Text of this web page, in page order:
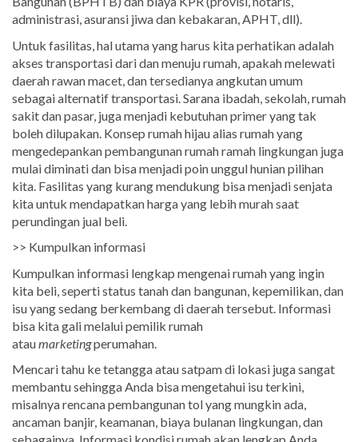
administrasi, asuransi jiwa dan kebakaran, APHT, dll).
Untuk fasilitas, hal utama yang harus kita perhatikan adalah
akses transportasi dari dan menuju rumah, apakah melewati
daerah rawan macet, dan tersedianya angkutan umum
sebagai alternatif transportasi. Sarana ibadah, sekolah, rumah
sakit dan pasar, juga menjadi kebutuhan primer yang tak
boleh dilupakan. Konsep rumah hijau alias rumah yang
mengedepankan pembangunan rumah ramah lingkungan juga
mulai diminati dan bisa menjadi poin unggul hunian pilihan
kita. Fasilitas yang kurang mendukung bisa menjadi senjata
kita untuk mendapatkan harga yang lebih murah saat
perundingan jual beli.
>> Kumpulkan informasi
Kumpulkan informasi lengkap mengenai rumah yang ingin
kita beli, seperti status tanah dan bangunan, kepemilikan, dan
isu yang sedang berkembang di daerah tersebut. Informasi
bisa kita gali melalui pemilik rumah
ataumarketingperumahan.
Mencari tahu ke tetangga atau satpam di lokasi juga sangat
membantu sehingga Anda bisa mengetahui isu terkini,
misalnya rencana pembangunan tol yang mungkin ada,
ancaman banjir, keamanan, biaya bulanan lingkungan, dan